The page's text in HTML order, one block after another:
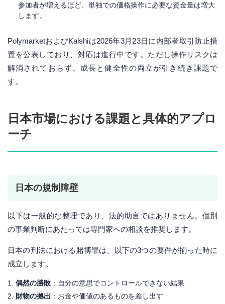
参加者が増えるほど、単独での価格操作に必要な資金量は増大
します。
PolymarketおよびKalshiは2026年3月23日に内部者取引防止措
置を公表しており、対応は進行中です。ただし操作リスクは
解消されておらず、成長と健全性の両立が引き続き課題で
す。
日本市場における課題と具体的アプロ
ーチ
日本の規制障壁
以下は一般的な整理であり、法的助言ではありません。個別
の事業判断にあたっては専門家への相談を推奨します。
日本の刑法における賭博罪は、以下の3つの要件が揃った時に
成立します。
偶然の勝敗 ：自分の意思でコントロールできない結果
財物の拠出 ：お金や価値のあるものを差し出す